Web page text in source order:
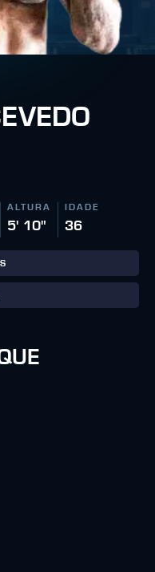
ALTURA
5' 10"
IDADE
36